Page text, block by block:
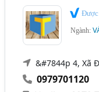
Được
Ngành:
&#7844p 4, Xã
0979701120